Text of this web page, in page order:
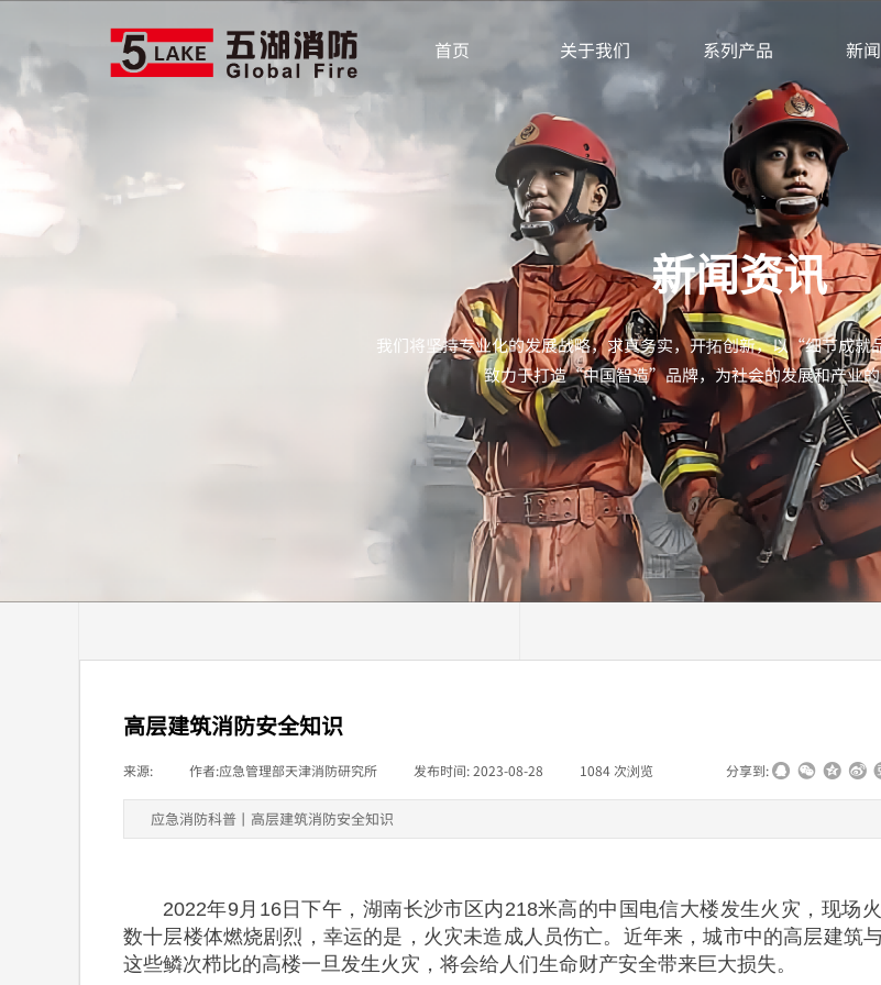
首页 关于我们 系列产品 新
新闻资讯
我们将坚持专业化的发展战略，求真务实，开拓创新，以“细节成
致力于打造“中国智造”品牌，为社会的发展和产业
高层建筑消防安全知识
来源: 作者:应急管理部天津消防研究所 发布时间:2023-08-28 1084 次浏览 分享到:
应急消防科普丨高层建筑消防安全知识
2022年9月16日下午，湖南长沙市区内218米高的中国电信大楼发生火灾，现场火
数十层楼体燃烧剧烈，幸运的是，火灾未造成人员伤亡。近年来，城市中的高层建筑
这些鳞次栉比的高楼一旦发生火灾，将会给人们生命财产安全带来巨大损失。